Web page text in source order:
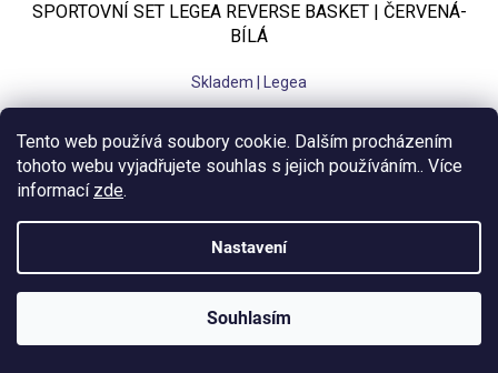
Tento web používá soubory cookie. Dalším procházením
tohoto webu vyjadřujete souhlas s jejich používáním.. Více
informací zde.
Nastavení
Souhlasím
SPORTOVNÍ SET LEGEA REVERSE BASKET | ČERVENÁ-
BÍLÁ
Skladem | Legea
917 Kč